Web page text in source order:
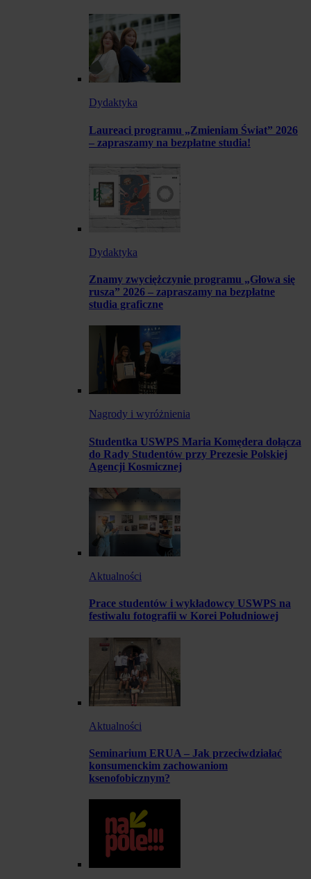
Dydaktyka
Laureaci programu „Zmieniam Świat” 2026
– zapraszamy na bezpłatne studia!
Dydaktyka
Znamy zwyciężczynie programu „Głowa się
rusza” 2026 – zapraszamy na bezpłatne
studia graficzne
Nagrody i wyróżnienia
Studentka USWPS Maria Komędera dołącza
do Rady Studentów przy Prezesie Polskiej
Agencji Kosmicznej
Aktualności
Prace studentów i wykładowcy USWPS na
festiwalu fotografii w Korei Południowej
Aktualności
Seminarium ERUA – Jak przeciwdziałać
konsumenckim zachowaniom
ksenofobicznym?